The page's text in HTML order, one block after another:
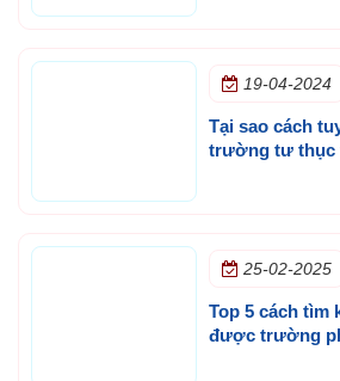
19-04-2024
Tại sao cách
trường tư thục
25-02-2025
Top 5 cách tìm
được trường